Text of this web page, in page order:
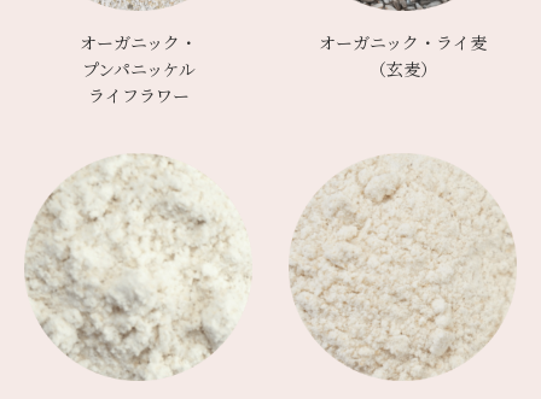
オーガニック・
プンパニッケル
ライフラワー
オーガニック・ライ麦
（玄麦）